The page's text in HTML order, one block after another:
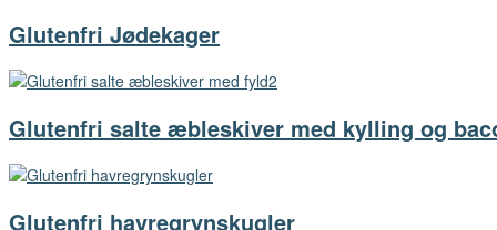
Glutenfri Jødekager
Glutenfri salte æbleskiver med kylling og
Glutenfri havregrynskugler